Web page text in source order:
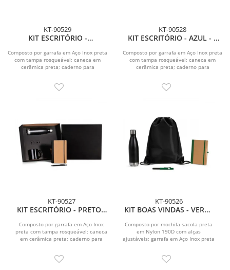
KT-90529
KIT ESCRITÓRIO -
Composto por garrafa em Aço Inox preta
com tampa rosqueável; caneca em
cerâmica preta; caderno para
KT-90528
KIT ESCRITÓRIO - AZUL - 4
Composto por garrafa em Aço Inox preta
com tampa rosqueável; caneca em
cerâmica preta; caderno para
KT-90527
KIT ESCRITÓRIO - PRETO -
Composto por garrafa em Aço Inox
preta com tampa rosqueável; caneca
em cerâmica preta; caderno para
KT-90526
KIT BOAS VINDAS - VERDE
Composto por mochila sacola preta
em Nylon 190D com alças
ajustáveis; garrafa em Aço Inox preta